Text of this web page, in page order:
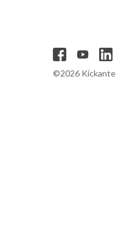
©2026 Kickante